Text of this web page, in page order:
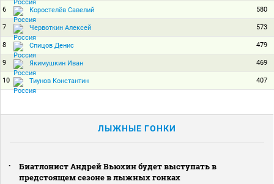
6 Коростелёв Савелий 580
7 Червоткин Алексей 573
8 Спицов Денис 479
9 Якимушкин Иван 469
10 Тиунов Константин 407
ЛЫЖНЫЕ ГОНКИ
Биатлонист Андрей Вьюхин будет выступать в
предстоящем сезоне в лыжных гонках